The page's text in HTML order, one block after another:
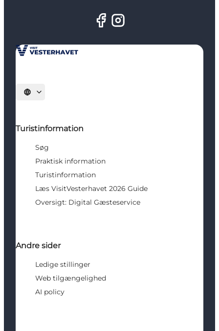
Vælg sprog
Turistinformation
Søg
Praktisk information
Turistinformation
Læs VisitVesterhavet 2026 Guide
Oversigt: Digital Gæsteservice
Andre sider
Ledige stillinger
Web tilgængelighed
AI policy